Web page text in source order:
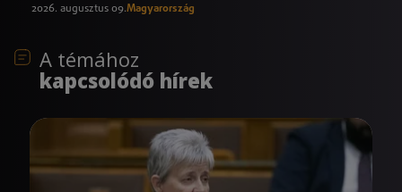
2026. augusztus 09.Magyarország
A témához
kapcsolódó hírek